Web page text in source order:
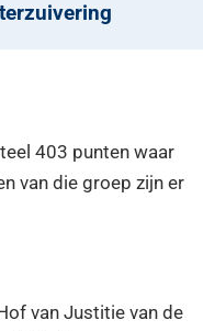
403 punten waar
van die groep zijn er
van Justitie van de